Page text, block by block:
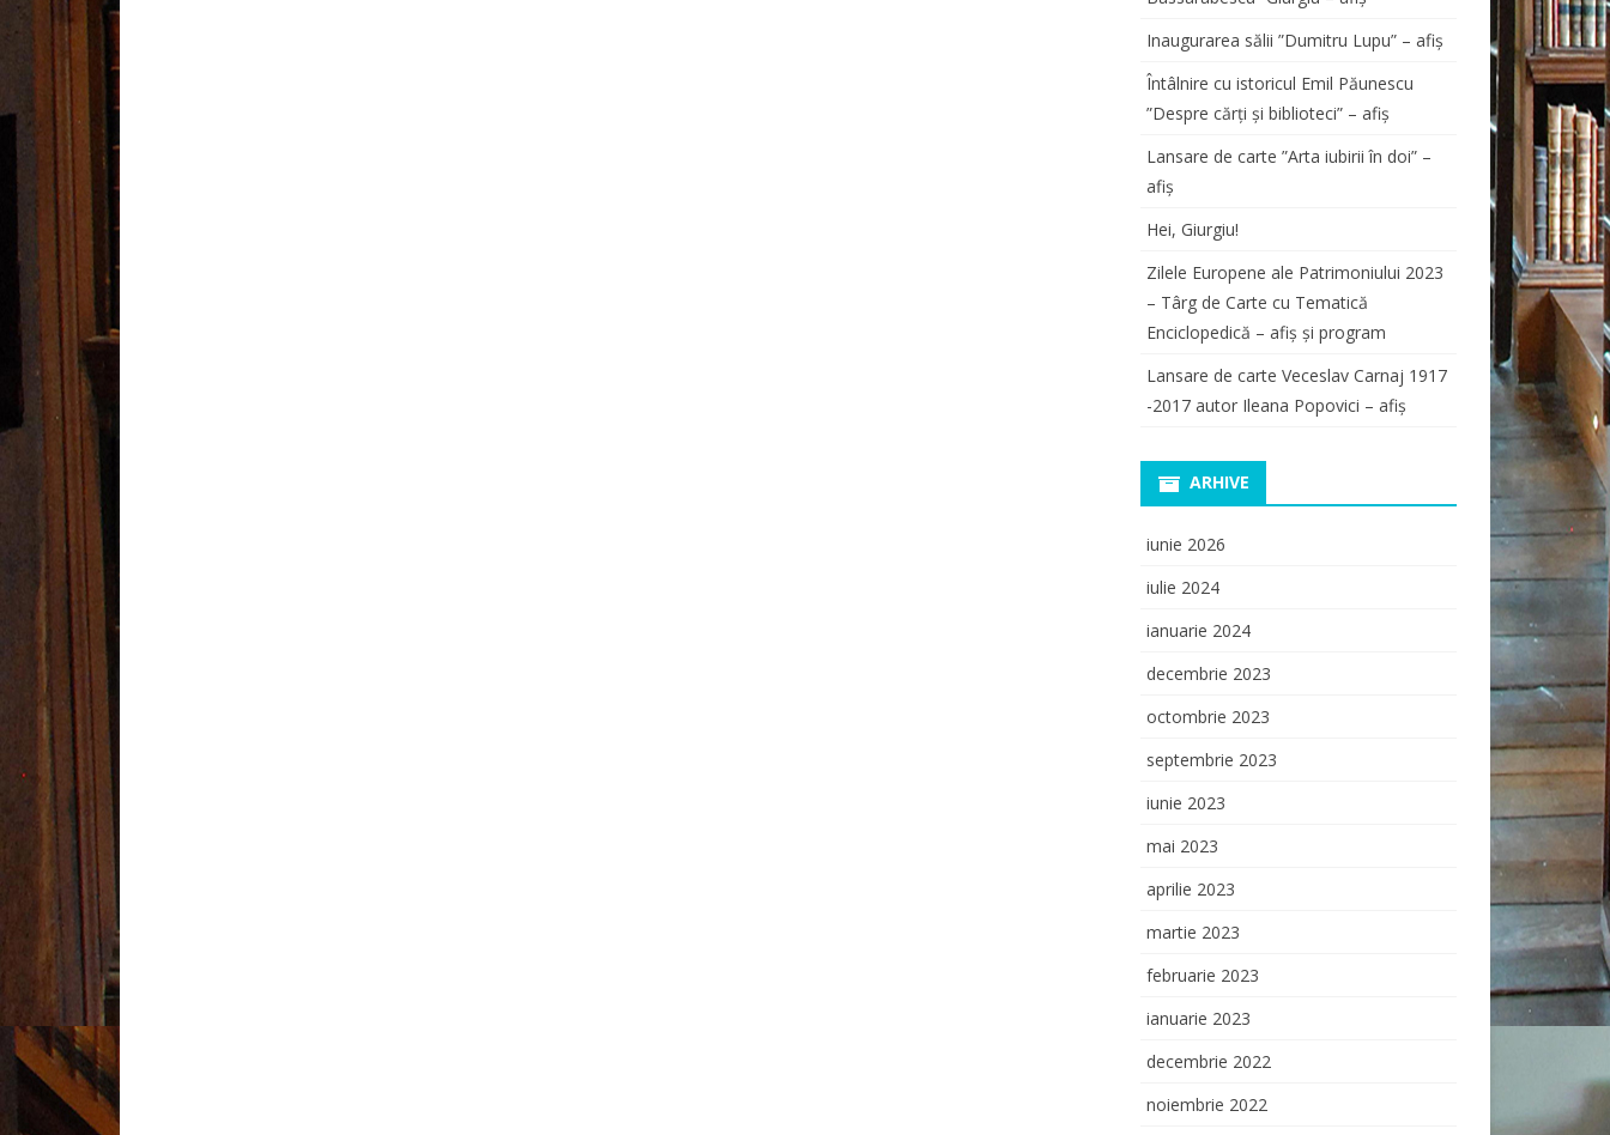
Inaugurarea sălii ”Dumitru Lupu” – afiș
Întâlnire cu istoricul Emil Păunescu
”Despre cărți și biblioteci” – afiș
Lansare de carte ”Arta iubirii în doi” –
afiș
Hei, Giurgiu!
Zilele Europene ale Patrimoniului 2023
– Târg de Carte cu Tematică
Enciclopedică – afiș și program
Lansare de carte Veceslav Carnaj 1917
-2017 autor Ileana Popovici – afiș
ARHIVE
iunie 2026
iulie 2024
ianuarie 2024
decembrie 2023
octombrie 2023
septembrie 2023
iunie 2023
mai 2023
aprilie 2023
martie 2023
februarie 2023
ianuarie 2023
decembrie 2022
noiembrie 2022